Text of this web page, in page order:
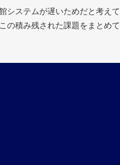
システムが遅いためだと考
の積み残された課題をまと